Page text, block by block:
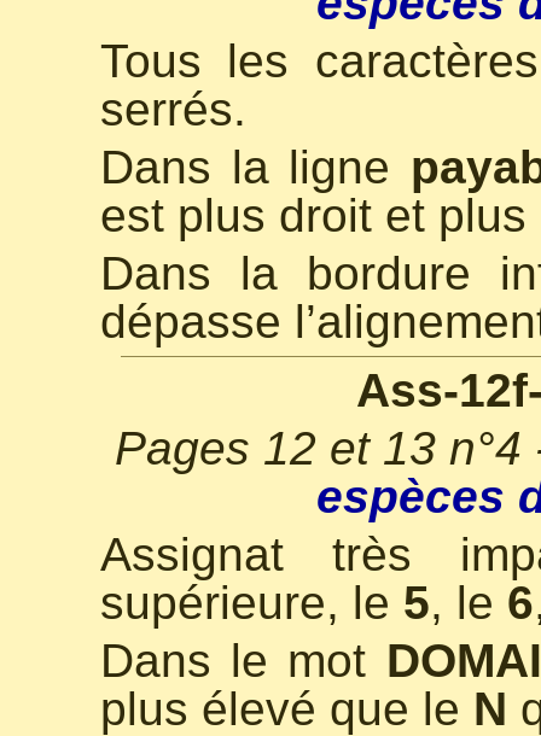
Tous les
serrés.
Dans la ligne
est plus droit et
Dans la bordure
dépasse
Ass-
Pages 12 et 13
espèces
Assignat très
supérieure, le 5, le 6
Dans le mot
plus élevé que le N